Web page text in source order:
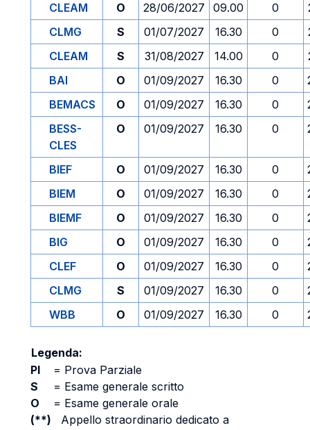
CLEAM
O 28/06/2027 09.00 0
CLMG
S 01/07/2027 16.30 0
CLEAM
S 31/08/2027 14.00 0
BAI
O 01/09/2027 16.30 0
BEMACS
O 01/09/2027 16.30 0
BESS-
CLES
O 01/09/2027 16.30 0
BIEF O 01/09/2027 16.30 0
BIEM
O 01/09/2027 16.30 0
BIEMF
O 01/09/2027 16.30 0
BIG
O 01/09/2027 16.30 0
CLEF
O 01/09/2027 16.30 0
CLMG
S 01/09/2027 16.30 0
WBB
O 01/09/2027 16.30 0
Legenda:
PI
= Prova Parziale
S
= Esame generale scritto
O
= Esame generale orale
(**)
Appello straordinario dedicato a